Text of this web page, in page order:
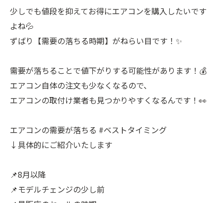
少しでも値段を抑えてお得にエアコンを購入したいです
よね💦
ずばり【需要の落ちる時期】がねらい目です！✨
需要が落ちることで値下がりする可能性があります！💰
エアコン自体の注文も少なくなるので、
エアコンの取付け業者も見つかりやすくなるんです！👀
エアコンの需要が落ちる #ベストタイミング
↓具体的にご紹介いたします
📌8月以降
📌モデルチェンジの少し前